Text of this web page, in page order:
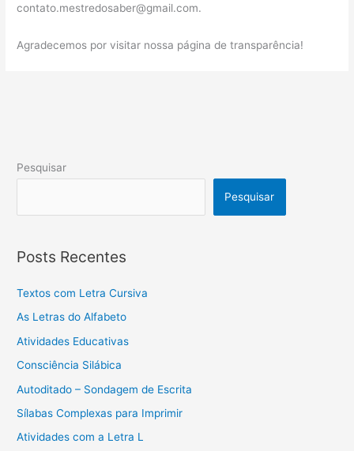
contato.mestredosaber@gmail.com.
Agradecemos por visitar nossa página de transparência!
Pesquisar
Pesquisar
Posts Recentes
Textos com Letra Cursiva
As Letras do Alfabeto
Atividades Educativas
Consciência Silábica
Autoditado – Sondagem de Escrita
Sílabas Complexas para Imprimir
Atividades com a Letra L